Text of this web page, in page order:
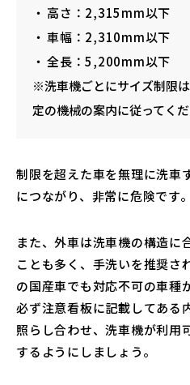
高さ：2,315mm以下
車幅：2,310mm以下
全長：5,200mm以下
※洗車機ごとにサイズ制限
定の機械の案内に従ってくだ
制限を超えた車を無理に洗車
につながり、非常に危険です。
また、外車は洗車機の構造に
ことも多く、手洗いを推奨さ
の国産車でも対応不可の車種
必ず注意看板に記載してある
照らし合わせ、洗車機が利用
するようにしましょう。